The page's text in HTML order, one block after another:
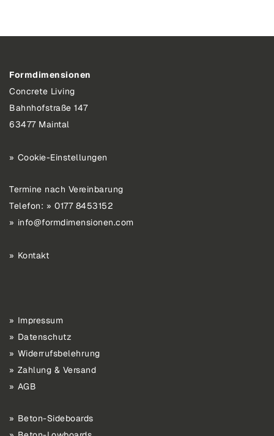
Formdimensionen
Concrete Living
Bahnhofstraße 147
63477 Maintal
Cookie-Einstellungen
Termine nach Vereinbarung
Telefon:
0177 8453152
info@formdimensionen.com
Kontakt
Impressum
Datenschutz
Widerrufsbelehrung
Zahlung & Versand
AGB
Beton-Sideboards